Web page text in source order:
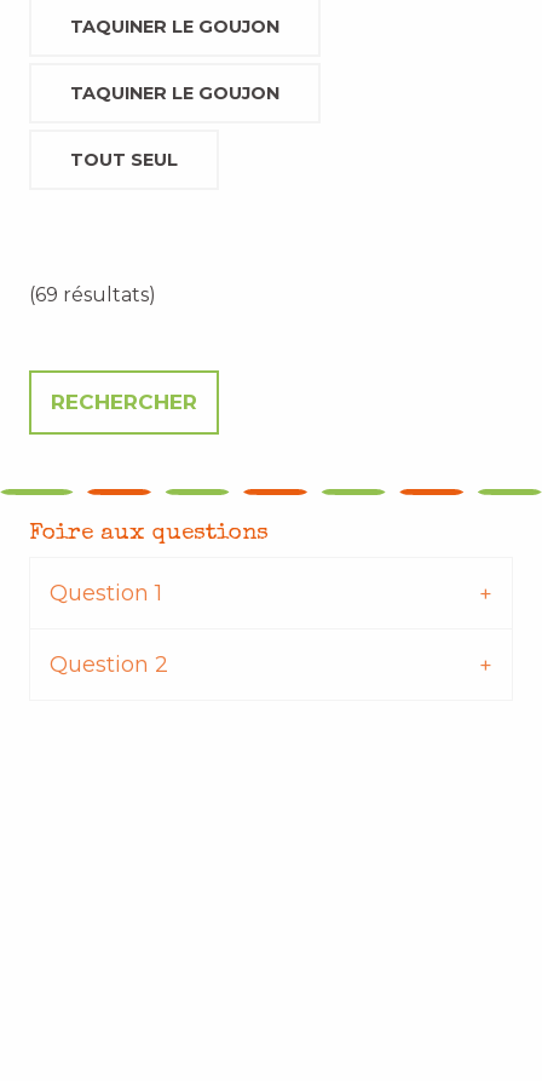
TAQUINER LE GOUJON
TAQUINER LE GOUJON
TOUT SEUL
(69 résultats)
Foire aux questions
Question 1
Question 2